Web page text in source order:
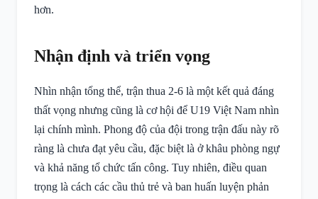
hơn.
Nhận định và triển vọng
Nhìn nhận tổng thể, trận thua 2-6 là một kết quả đáng
thất vọng nhưng cũng là cơ hội để U19 Việt Nam nhìn
lại chính mình. Phong độ của đội trong trận đấu này rõ
ràng là chưa đạt yêu cầu, đặc biệt là ở khâu phòng ngự
và khả năng tổ chức tấn công. Tuy nhiên, điều quan
trọng là cách các cầu thủ trẻ và ban huấn luyện phản